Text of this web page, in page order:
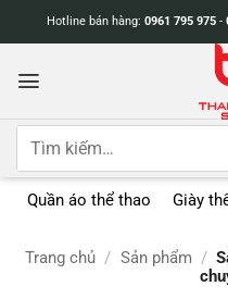
dung
Hotline bán hàng: 0961 795 975 -
Tìm
Quần áo thể thao Giày
Trang chủ / Sản phẩm /